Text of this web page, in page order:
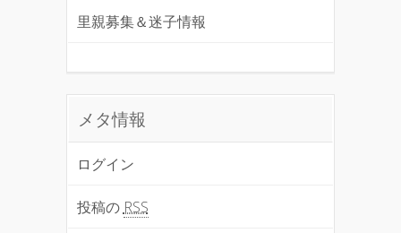
里親募集＆迷子情報
メタ情報
ログイン
投稿の RSS